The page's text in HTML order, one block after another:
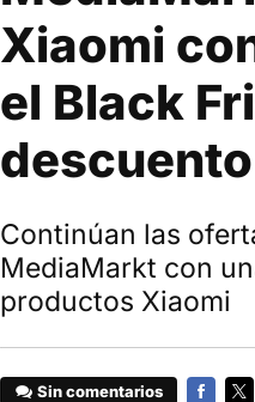
Xiaomi
el Black
descuento
Continúan las
MediaMarkt con
productos Xiaomi
Sin comentarios